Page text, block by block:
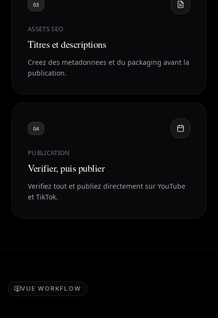
03
ASSETS SEO
Titres et descriptions
Creez des metadonnees et du packaging avant la
publication.
04
PUBLICATION
Verifier, puis publier
Verifiez tout et publiez directement sur YouTube
et TikTok.
VUE WORKFLOW